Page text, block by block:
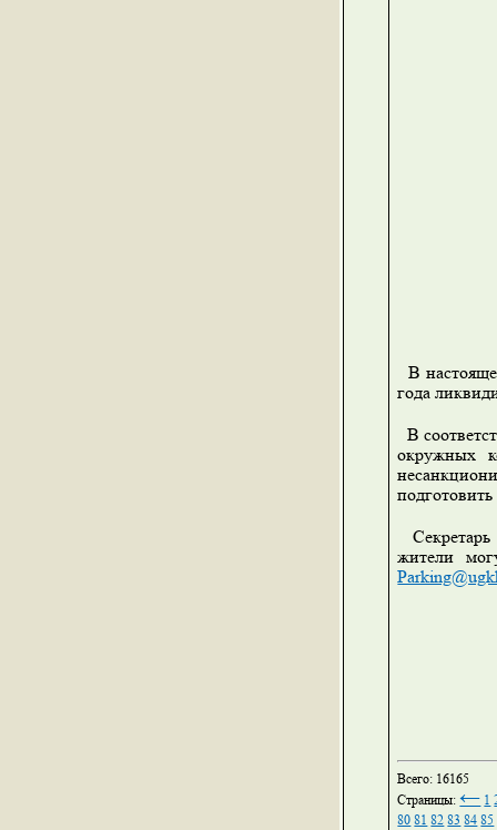
В
года
В
окружных
жители
Всего: 16165
Страницы:← 1
80 81 82 83 84 85